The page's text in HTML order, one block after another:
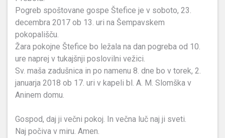
Pogreb spoštovane gospe Štefice je v soboto, 23.
decembra 2017 ob 13. uri na Šempavskem
pokopališču.
Žara pokojne Štefice bo ležala na dan pogreba od 10.
ure naprej v tukajšnji poslovilni vežici.
Sv. maša zadušnica in po namenu 8. dne bo v torek, 2.
januarja 2018 ob 17. uri v kapeli bl. A. M. Slomška v
Aninem domu.
Gospod, daj ji večni pokoj. In večna luč naj ji sveti.
Naj počiva v miru. Amen.